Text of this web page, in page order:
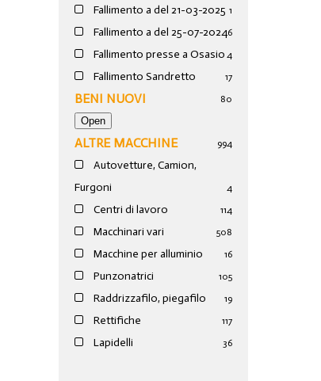
Fallimento a del 21-03-2025 1
Fallimento a del 25-07-20246
Fallimento presse a Osasio 4
Fallimento Sandretto 17
BENI NUOVI 80
ALTRE MACCHINE 994
Autovetture, Camion,
Furgoni
4
Centri di lavoro 114
Macchinari vari 508
Macchine per alluminio 16
Punzonatrici 105
Raddrizzafilo, piegafilo 19
Rettifiche 117
Lapidelli 36